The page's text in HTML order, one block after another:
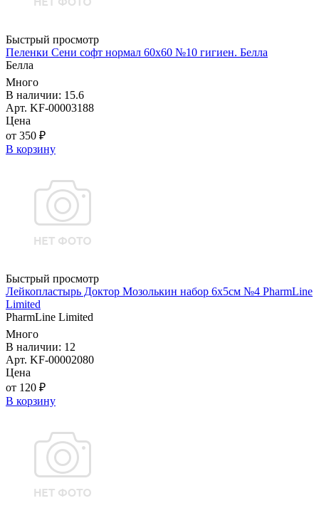
Быстрый просмотр
Пеленки Сени софт нормал 60х60 №10 гигиен. Белла
Белла
Много
В наличии: 15.6
Арт. KF-00003188
Цена
от 350 ₽
В корзину
Быстрый просмотр
Лейкопластырь Доктор Мозолькин набор 6х5см №4 PharmLine
Limited
PharmLine Limited
Много
В наличии: 12
Арт. KF-00002080
Цена
от 120 ₽
В корзину